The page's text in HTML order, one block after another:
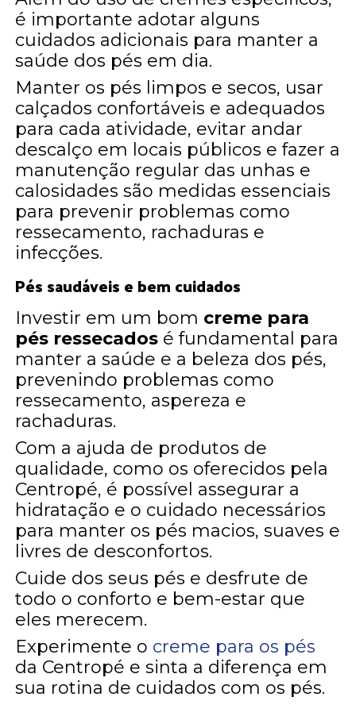
é importante adotar alguns
cuidados adicionais para manter a
saúde dos pés em dia.
Manter os pés limpos e secos, usar
calçados confortáveis e adequados
para cada atividade, evitar andar
descalço em locais públicos e fazer a
manutenção regular das unhas e
calosidades são medidas essenciais
para prevenir problemas como
ressecamento, rachaduras e
infecções.
Pés saudáveis e bem cuidados
Investir em um bom creme para
pés ressecados é fundamental para
manter a saúde e a beleza dos pés,
prevenindo problemas como
ressecamento, aspereza e
rachaduras.
Com a ajuda de produtos de
qualidade, como os oferecidos pela
Centropé, é possível assegurar a
hidratação e o cuidado necessários
para manter os pés macios, suaves e
livres de desconfortos.
Cuide dos seus pés e desfrute de
todo o conforto e bem-estar que
eles merecem.
Experimente o creme para os pés
da Centropé e sinta a diferença em
sua rotina de cuidados com os pés.